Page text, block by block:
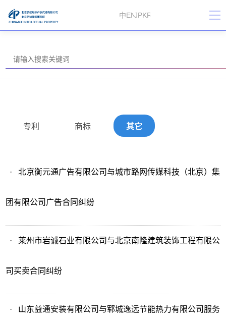
中ENJPKR
专利 商标 其它
·北京衡元通广告有限公司与城市路网传媒科技（北京）集
团有限公司广告合同纠纷
·莱州市岩诚石业有限公司与北京南隆建筑装饰工程有限公
司买卖合同纠纷
· 山东益通安装有限公司与郓城逸远节能热力有限公司服务